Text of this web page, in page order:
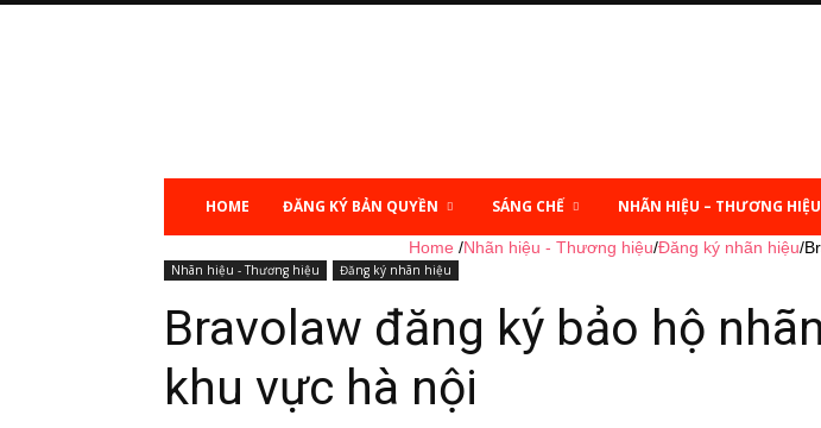
HOME ĐĂNG KÝ BẢN QUYỀN SÁNG CHẾ NHÃN HIỆU – THƯƠNG HIỆU
Home /Nhãn hiệu - Thương hiệu/Đăng ký nhãn hiệu/
Nhãn hiệu - Thương hiệu Đăng ký nhãn hiệu
Bravolaw đăng ký bảo hộ
khu vực hà nội